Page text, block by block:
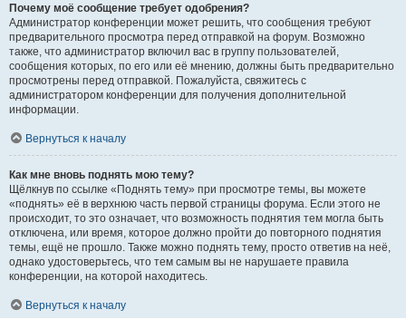
Почему моё сообщение требует одобрения?
Администратор конференции может решить, что сообщения требуют
предварительного просмотра перед отправкой на форум. Возможно
также, что администратор включил вас в группу пользователей,
сообщения которых, по его или её мнению, должны быть предварительно
просмотрены перед отправкой. Пожалуйста, свяжитесь с
администратором конференции для получения дополнительной
информации.
Вернуться к началу
Как мне вновь поднять мою тему?
Щёлкнув по ссылке «Поднять тему» при просмотре темы, вы можете
«поднять» её в верхнюю часть первой страницы форума. Если этого не
происходит, то это означает, что возможность поднятия тем могла быть
отключена, или время, которое должно пройти до повторного поднятия
темы, ещё не прошло. Также можно поднять тему, просто ответив на неё,
однако удостоверьтесь, что тем самым вы не нарушаете правила
конференции, на которой находитесь.
Вернуться к началу